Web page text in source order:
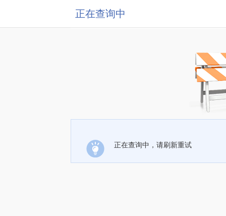
正在查询中
正在查询中，请刷新重试